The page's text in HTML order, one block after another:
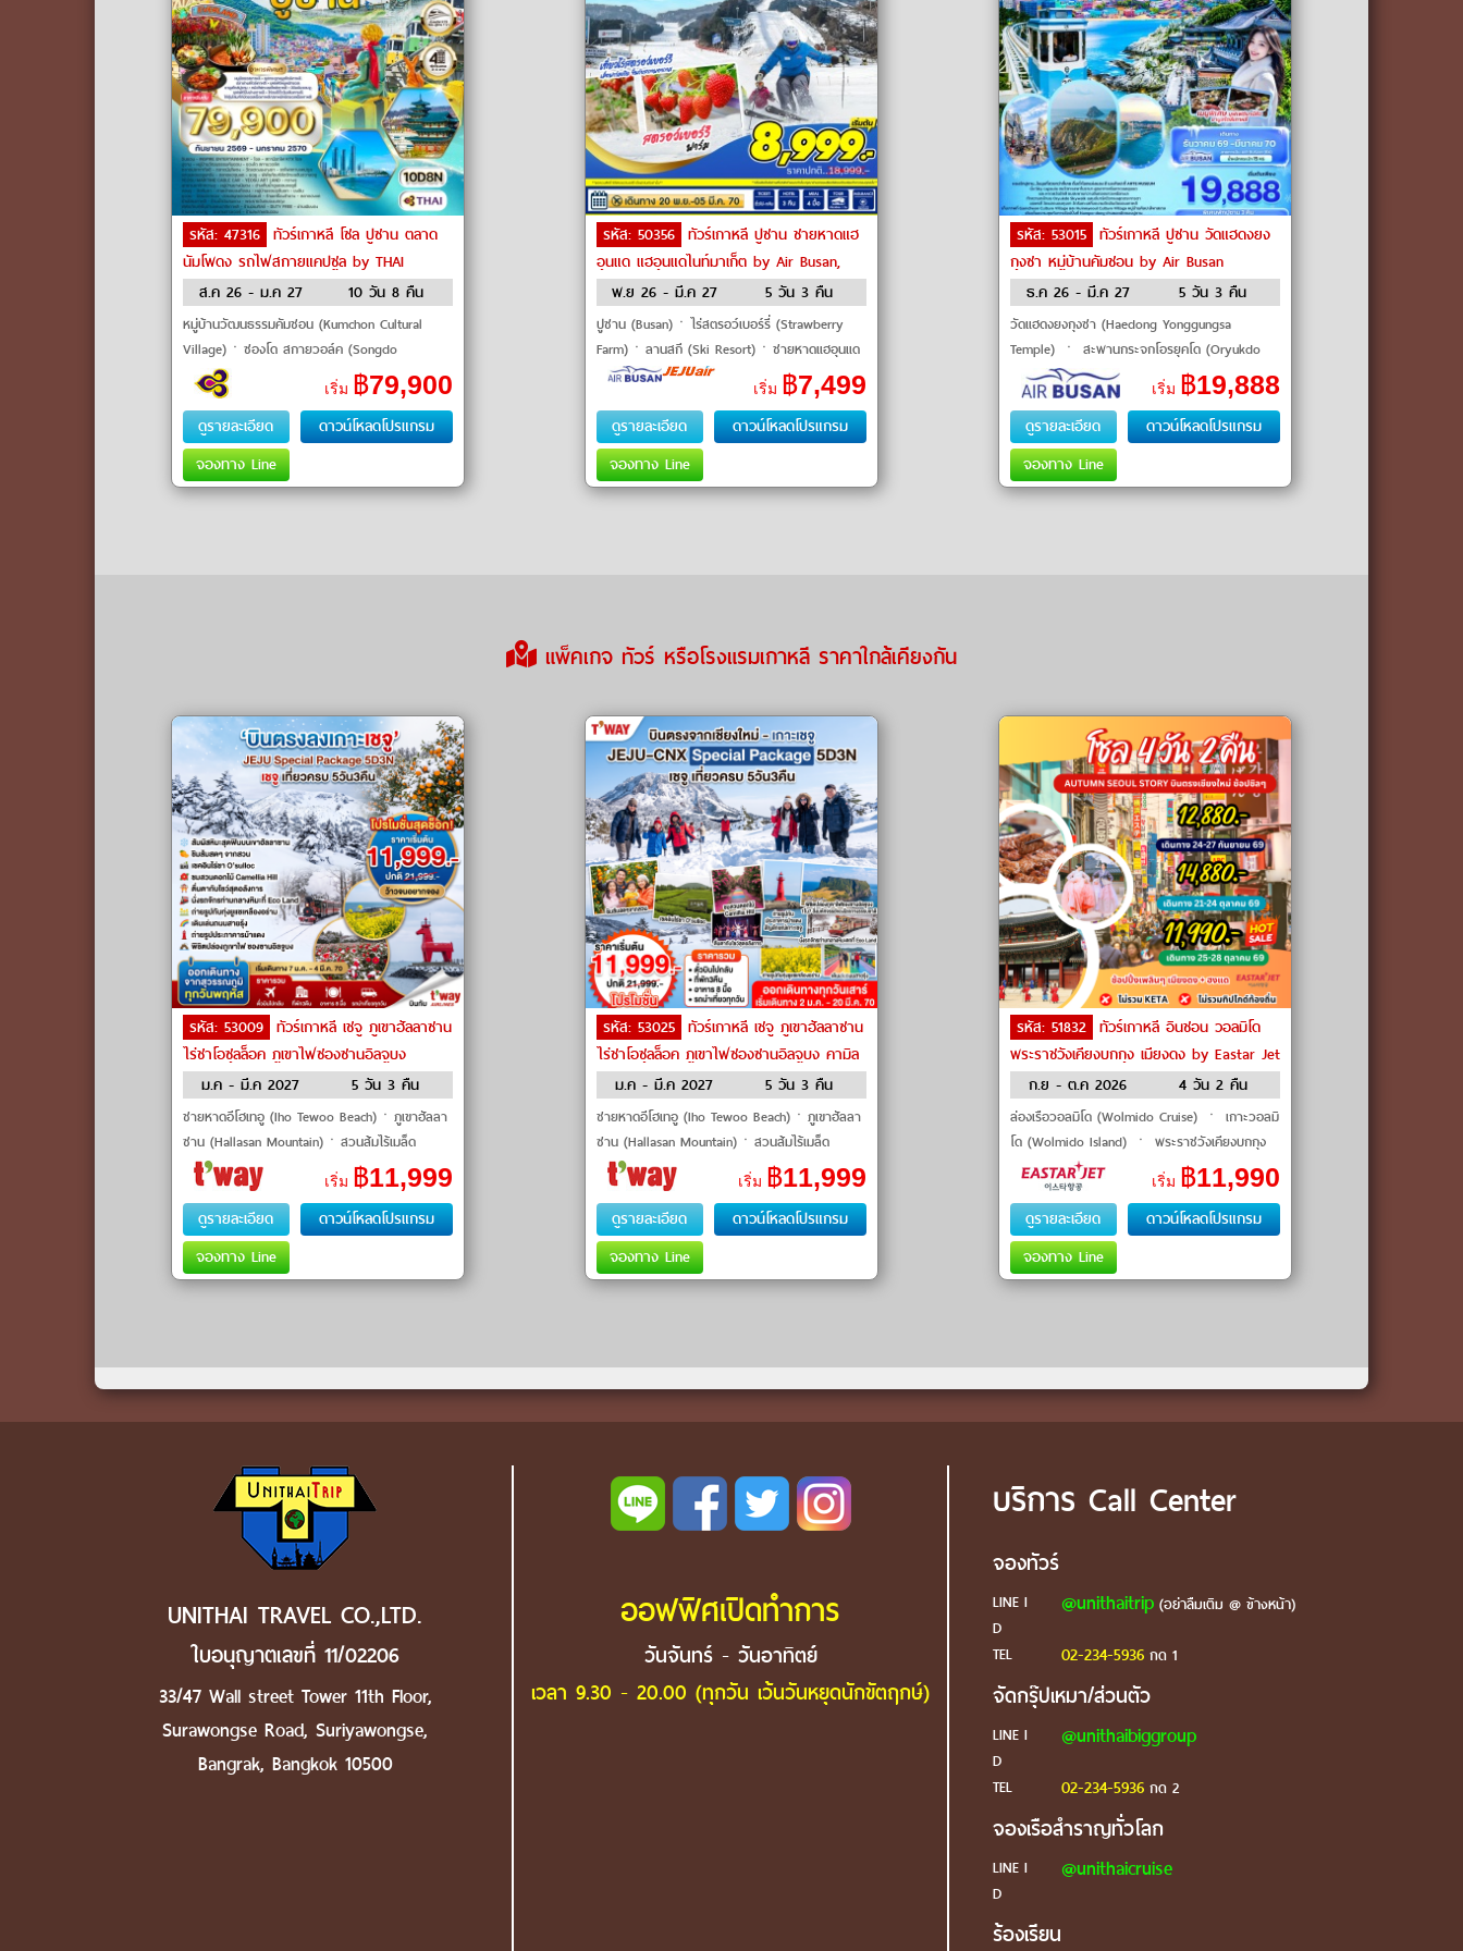
รหัส: 47316 ทัวร์เกาหลี โซล ปูซาน ตลาด
นัมโพดง รถไฟสกายแคปซูล by THAI
Airways
ส.ค 26 - ม.ค 27 10 วัน 8 คืน
หมู่บ้านวัฒนธรรมคัมชอน (Kumchon Cultural
Village)ㆍซองโด สกายวอล์ค (Songdo
Skywalk)ㆍตลาดปลาจากัลชี (Jagalchi Fish
Market)ㆍตลาดนัมโพดง (Nampo-dong Market)
ㆍวัดแฮ�
เริ่ม ฿79,900
ดูรายละเอียด
ดาวน์โหลดโปรแกรม
จองทาง Line
รหัส: 50356 ทัวร์เกาหลี ปูซาน ชายหาดแฮ
อุนแด แฮอุนแดไนท์มาเก็ต by Air Busan,
Jeju Air
พ.ย 26 - มี.ค 27 5 วัน 3 คืน
ปูซาน (Busan)ㆍไร่สตรอว์เบอร์รี่ (Strawberry
Farm)ㆍลานสกี (Ski Resort)ㆍชายหาดแฮอุนแด
(Haeundae Beach)ㆍแฮอุนแดไนท์มาเก็ต
(Haeundae Night Market) #มีวันอิสร�
เริ่ม ฿7,499
ดูรายละเอียด
ดาวน์โหลดโปรแกรม
จองทาง Line
รหัส: 53015 ทัวร์เกาหลี ปูซาน วัดแฮดงยง
กุงซา หมู่บ้านคัมชอน by Air Busan
ธ.ค 26 - มี.ค 27
5 วัน 3 คืน
วัดแฮดงยงกุงซา (Haedong Yonggungsa
Temple) ㆍ สะพานกระจกโอรยุคโด (Oryukdo
Skywalk) ㆍ ชายหาดแฮอุนแด (Haeundae
Beach) ㆍ หมู่บ้านริมทะเลฮวิลยออุน (Huinnyeoul
Cu
เริ่ม ฿19,888
ดูรายละเอียด
ดาวน์โหลดโปรแกรม
จองทาง Line
แพ็คเกจ ทัวร์ หรือโรงแรมเกาหลี ราคาใกล้เคียงกัน
รหัส: 53009 ทัวร์เกาหลี เชจู ภูเขาฮัลลาซาน
ไร่ชาโอซุลล็อค ภูเขาไฟซองซานอิลจูบง
หมู่บ้านวัฒนธรรมซองอึบ by T’way
ม.ค - มี.ค 2027 5 วัน 3 คืน
ชายหาดอีโฮเทอู (Iho Tewoo Beach)ㆍภูเขาฮัลลา
ซาน (Hallasan Mountain)ㆍสวนส้มไร้เมล็ด
(Orange Farm)ㆍแหลมซงอัคซาน (Songakshan
Mountain)ㆍวัดซันบังโพมุนซา (Sanba
เริ่ม ฿11,999
ดูรายละเอียด
ดาวน์โหลดโปรแกรม
จองทาง Line
รหัส: 53025 ทัวร์เกาหลี เชจู ภูเขาฮัลลาซาน
ไร่ชาโอซุลล็อค ภูเขาไฟซองซานอิลจูบง คามิล
เลียฮิลล์ by T’way
ม.ค - มี.ค 2027 5 วัน 3 คืน
ชายหาดอีโฮเทอู (Iho Tewoo Beach)ㆍภูเขาฮัลลา
ซาน (Hallasan Mountain)ㆍสวนส้มไร้เมล็ด
(Orange Farm)ㆍแหลมซงอัคซาน (Songakshan
Mountain)ㆍวัดซันบังโพมุนซา (Sanba
เริ่ม ฿11,999
ดูรายละเอียด
ดาวน์โหลดโปรแกรม
จองทาง Line
รหัส: 51832 ทัวร์เกาหลี อินชอน วอลมิโด
พระราชวังเคียงบกกุง เมียงดง by Eastar Jet
ก.ย - ต.ค 2026
4 วัน 2 คืน
ล่องเรือวอลมิโด (Wolmido Cruise) ㆍ เกาะวอลมิ
โด (Wolmido Island) ㆍ พระราชวังเคียงบกกุง
(Gyeongbokgung Palace) ㆍ ถนนเมียงดง
(Myeongdong Street) ㆍ ดิวตี้ฟรี (Duty Free
เริ่ม ฿11,990
ดูรายละเอียด
ดาวน์โหลดโปรแกรม
จองทาง Line
UNITHAI TRAVEL CO.,LTD.
ใบอนุญาตเลขที่ 11/02206
33/47 Wall street Tower 11th Floor,
Surawongse Road, Suriyawongse,
Bangrak, Bangkok 10500
ออฟฟิศเปิดทำการ
วันจันทร์ - วันอาทิตย์
เวลา 9.30 - 20.00 (ทุกวัน เว้นวันหยุดนักขัตฤกษ์)
บริการ Call Center
จองทัวร์
LINE I
D
@unithaitrip(อย่าลืมเติม @ ข้างหน้า)
TEL 02-234-5936กด 1
จัดกรุ๊ปเหมา/ส่วนตัว
LINE I
D
@unithaibiggroup
TEL 02-234-5936กด 2
จองเรือสำราญทั่วโลก
LINE I
D
@unithaicruise
ร้องเรียน